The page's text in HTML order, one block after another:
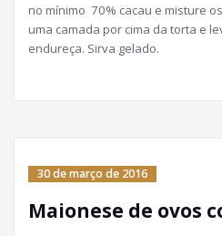
no mínimo 70% cacau e misture
uma camada por cima da torta e
endureça. Sirva gelado.
30 de março de 2016
Maionese de ovos